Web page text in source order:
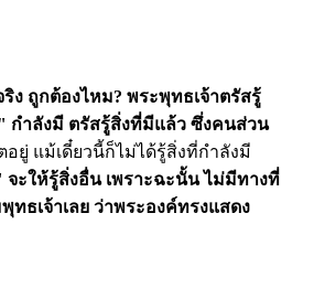
ง ถูกต้องไหม? พระพุทธเจ้าตรัสรู้
กำลังมี ตรัสรู้สิ่งที่มีแล้ว ซึ่งคนส่วน
อยู่ แม้เดี๋ยวนี้ก็ไม่ได้รู้สิ่งที่กำลังมี
ะให้รู้สิ่งอื่น เพราะฉะนั้น ไม่มีทางที่
ทธเจ้าเลย ว่าพระองค์ทรงแสดง